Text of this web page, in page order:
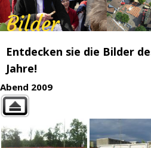
Bilder
Entdecken sie die Bilder
Jahre!
Abend 2009